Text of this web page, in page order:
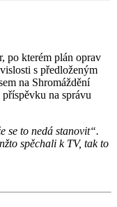
po kterém plán oprav
s předloženým
na Shromáždění
na správu
se to nedá stanovit“.
spěchali k TV, tak to